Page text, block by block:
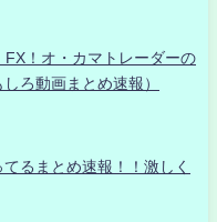
！オ・カマトレーダーの
ろ動画まとめ速報）
るまとめ速報！！激しく